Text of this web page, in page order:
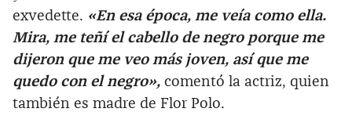
exvedette. «En esa época, me veía como ella.
Mira, me teñí el cabello de negro porque me
dijeron que me veo más joven, así que me
quedo con el negro», comentó la actriz, quien
también es madre de Flor Polo.